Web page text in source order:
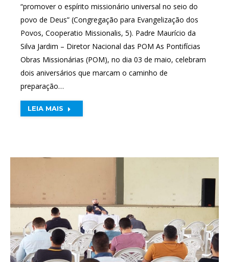
“promover o espírito missionário universal no seio do
povo de Deus” (Congregação para Evangelização dos
Povos, Cooperatio Missionalis, 5). Padre Maurício da
Silva Jardim – Diretor Nacional das POM As Pontifícias
Obras Missionárias (POM), no dia 03 de maio, celebram
dois aniversários que marcam o caminho de
preparação…
LEIA MAIS